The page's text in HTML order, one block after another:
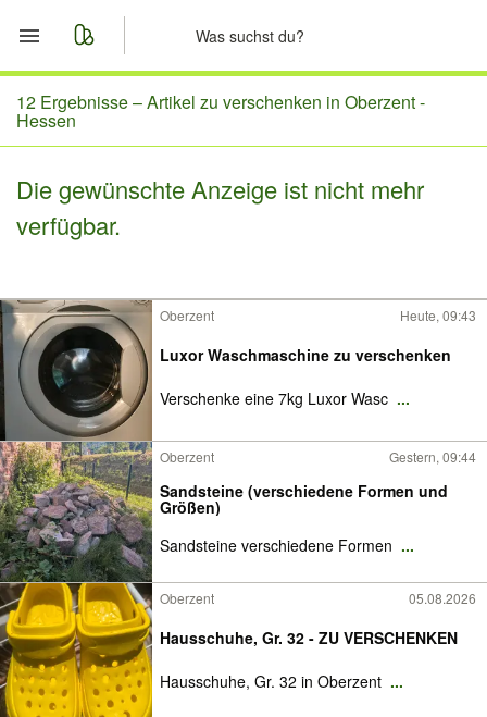
Start
Merkliste
Nachrichten
12 Ergebnisse –Artikel zu verschenken in Oberzent -
Hessen
Die gewünschte Anzeige ist nicht mehr
verfügbar.
Oberzent Heute, 09:43
Luxor Waschmaschine zu verschenken
Verschenke eine 7kg Luxor Wasc ...
Oberzent Gestern, 09:44
Sandsteine (verschiedene Formen und
Größen)
Sandsteine verschiedene Formen ...
Oberzent 05.08.2026
Hausschuhe, Gr. 32 - ZU VERSCHENKEN
Hausschuhe, Gr. 32 in Oberzent ...